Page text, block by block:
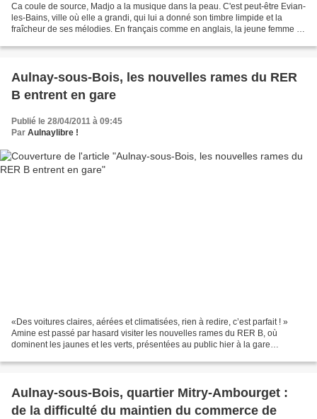
Ca coule de source, Madjo a la musique dans la peau. C'est peut-être Evian-
les-Bains, ville où elle a grandi, qui lui a donné son timbre limpide et la
fraîcheur de ses mélodies. En français comme en anglais, la jeune femme à
Aulnay-sous-Bois, les nouvelles rames du RER
B entrent en gare
Publié le 28/04/2011 à 09:45
Par Aulnaylibre !
«Des voitures claires, aérées et climatisées, rien à redire, c’est parfait ! »
Amine est passé par hasard visiter les nouvelles rames du RER B, où
dominent les jaunes et les verts, présentées au public hier à la gare
Aulnay-sous-Bois, quartier Mitry-Ambourget :
de la difficulté du maintien du commerce de